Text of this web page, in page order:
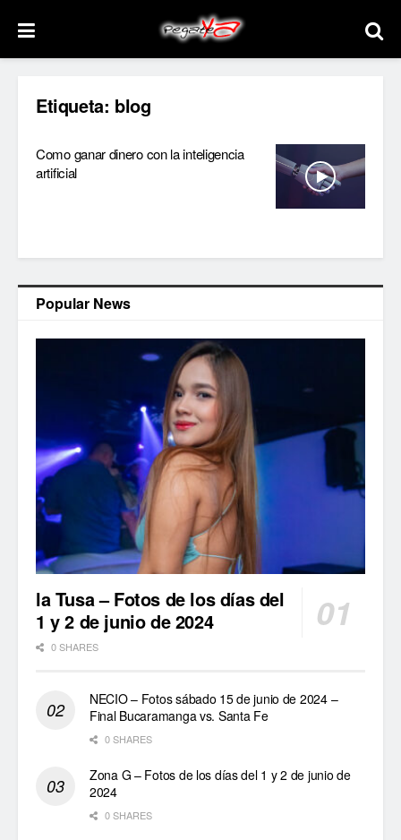
Etiqueta: blog
Como ganar dinero con la inteligencia
artificial
Popular News
la Tusa – Fotos de los días del
1 y 2 de junio de 2024
0 SHARES
NECIO – Fotos sábado 15 de junio de 2024 –
Final Bucaramanga vs. Santa Fe
0 SHARES
Zona G – Fotos de los días del 1 y 2 de junio de
2024
0 SHARES